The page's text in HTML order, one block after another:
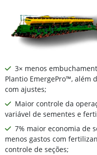
3× menos
Plantio EmergePro™, além
com ajustes;
Maior controle da
variável de sementes e
7% maior economia de
menos gastos com
controle de seções;